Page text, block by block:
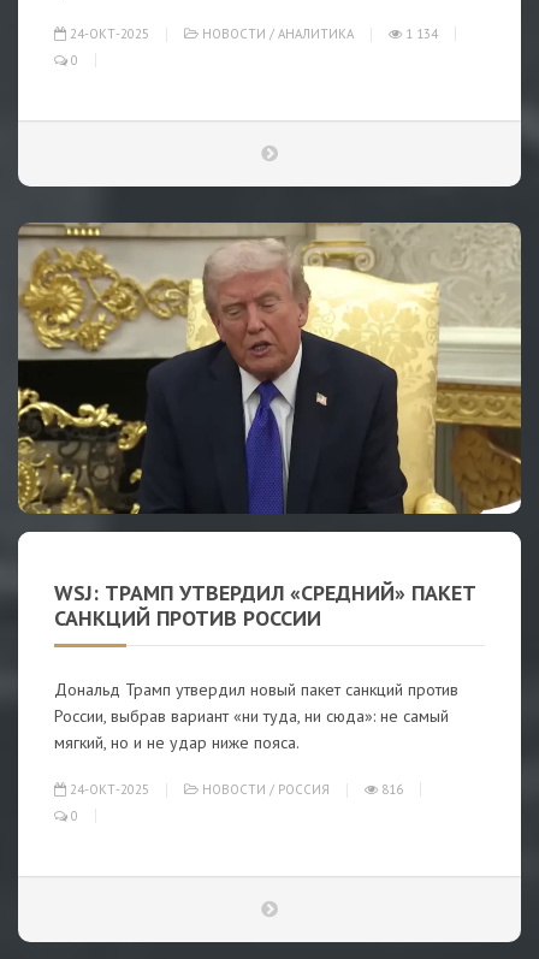
24-ОКТ-2025 НОВОСТИ / АНАЛИТИКА
1 134
0
WSJ: ТРАМП УТВЕРДИЛ «СРЕДНИЙ» ПАКЕТ
САНКЦИЙ ПРОТИВ РОССИИ
Дональд Трамп утвердил новый пакет санкций против
России, выбрав вариант «ни туда, ни сюда»: не самый
мягкий, но и не удар ниже пояса.
24-ОКТ-2025 НОВОСТИ / РОССИЯ
816
0